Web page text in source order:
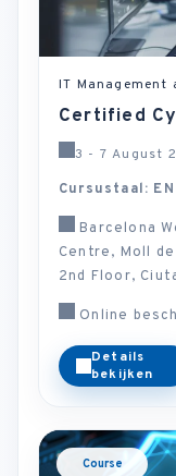
IT Management
Certified
3 - 7 August
Cursustaal: EN
Barcelona
Centre, Moll
2nd Floor,
Online
Details
bekijken
Course